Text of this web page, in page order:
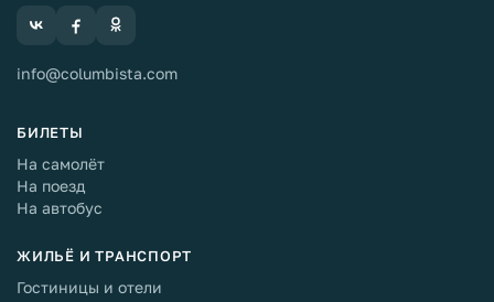
info@columbista.com
БИЛЕТЫ
На самолёт
На поезд
На автобус
ЖИЛЬЁ И ТРАНСПОРТ
Гостиницы и отели